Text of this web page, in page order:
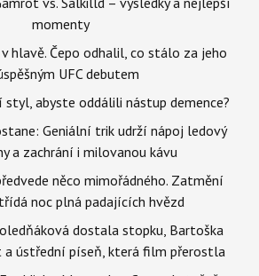
momenty
hlavě. Čepo odhalil, co stálo za jeho
UFC debutem
abyste oddálili nástup demence?
Geniální trik udrží nápoj ledový
a zachrání i milovanou kávu
něco mimořádného. Zatmění
noc plná padajících hvězd
dostala stopku, Bartoška
ústřední píseň, která film přerostla